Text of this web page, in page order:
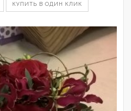
КУПИТЬ В ОДИН КЛИК